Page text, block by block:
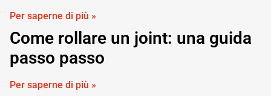
Per saperne di più »
Come rollare un joint: una guida
passo passo
Per saperne di più »